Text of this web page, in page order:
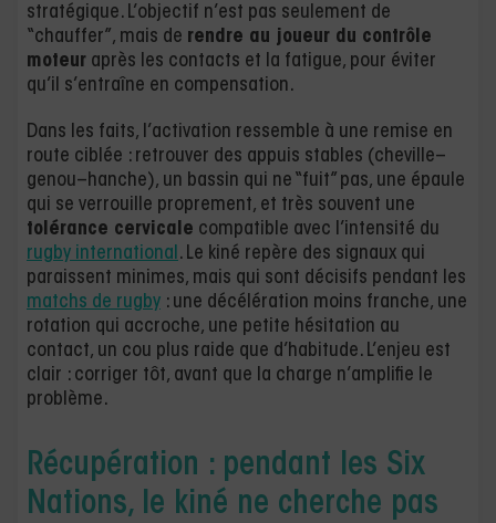
stratégique. L’objectif n’est pas seulement de
“chauffer”, mais de rendre au joueur du contrôle
moteur après les contacts et la fatigue, pour éviter
qu’il s’entraîne en compensation.
Dans les faits, l’activation ressemble à une remise en
route ciblée : retrouver des appuis stables (cheville–
genou–hanche), un bassin qui ne “fuit” pas, une épaule
qui se verrouille proprement, et très souvent une
tolérance cervicale compatible avec l’intensité du
rugby international. Le kiné repère des signaux qui
paraissent minimes, mais qui sont décisifs pendant les
matchs de rugby : une décélération moins franche, une
rotation qui accroche, une petite hésitation au
contact, un cou plus raide que d’habitude. L’enjeu est
clair : corriger tôt, avant que la charge n’amplifie le
problème.
Récupération : pendant les Six
Nations, le kiné ne cherche pas